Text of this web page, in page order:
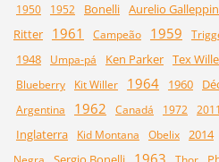
1950
1952 Bonelli Aurelio
Ritter
1961 Campeão 1959
1948
Umpa-pá Ken Parker Tex
Blueberry
Kit Willer 1964 1960
Argentina
1962 Canadá 1972 2011
Inglaterra Kid Montana Obelix 2014